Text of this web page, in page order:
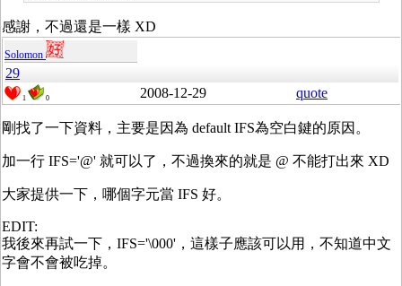
感謝，不過還是一樣 XD
Solomon
29
1 0 2008-12-29 quote
剛找了一下資料，主要是因為 default IFS為空白鍵的原因。
加一行 IFS='@' 就可以了，不過換來的就是 @ 不能打出來 XD
大家提供一下，哪個字元當 IFS 好。
EDIT:
我後來再試一下，IFS='\000'，這樣子應該可以用，不知道中文
字會不會被吃掉。